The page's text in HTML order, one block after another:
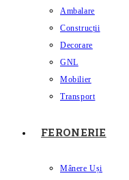
Ambalare
Construcții
Decorare
GNL
Mobilier
Transport
FERONERIE
Mânere Uși